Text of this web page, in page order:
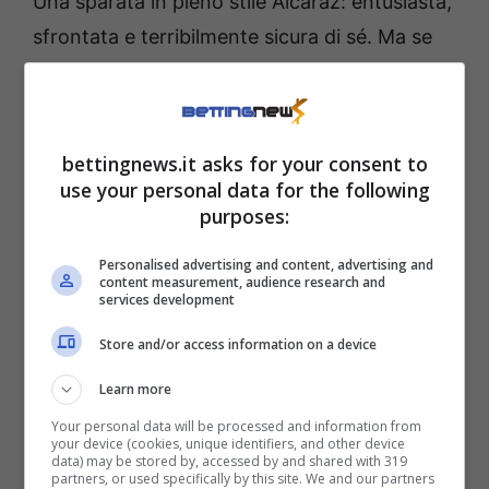
sfrontata e terribilmente sicura di sé. Ma se
ha deciso di spegnere subito il suo
Doccia fredda per Alcaraz:
niente da fare
Tennis Channel
risposto con la sua solita, tagliente sincerità:
“Se lo ha detto,
due, perché io a padel non sono un granché”.
Una presa di distanza netta che ha fatto
bettingnews.it asks for your consent to
use your personal data for the following
purposes:
Personalised advertising and content, advertising and
content measurement, audience research and
services development
Store and/or access information on a device
Learn more
Your personal data will be processed and information from
your device (cookies, unique identifiers, and other device
data) may be stored by, accessed by and shared with 319
partners, or used specifically by this site. We and our partners